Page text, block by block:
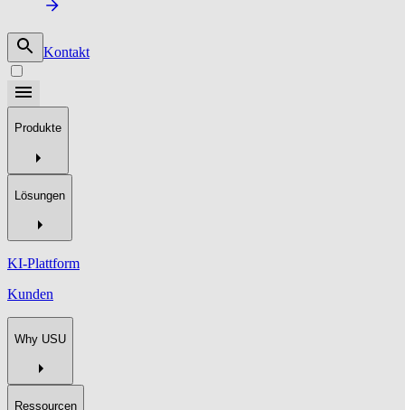
Kontakt
Produkte
Lösungen
KI-Plattform
Kunden
Why USU
Ressourcen